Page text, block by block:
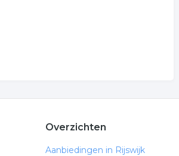
Overzichten
Aanbiedingen in Rijswijk